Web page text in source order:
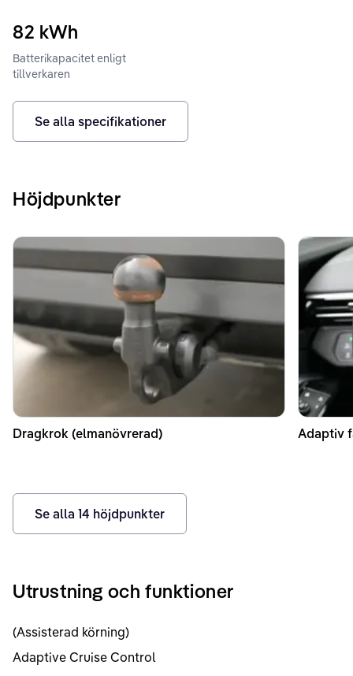
82 kWh
Batterikapacitet enligt
tillverkaren
Se alla specifikationer
Höjdpunkter
Dragkrok (elmanövrerad) Adaptiv
Se alla 14 höjdpunkter
Utrustning och funktioner
(Assisterad körning)
Adaptive Cruise Control